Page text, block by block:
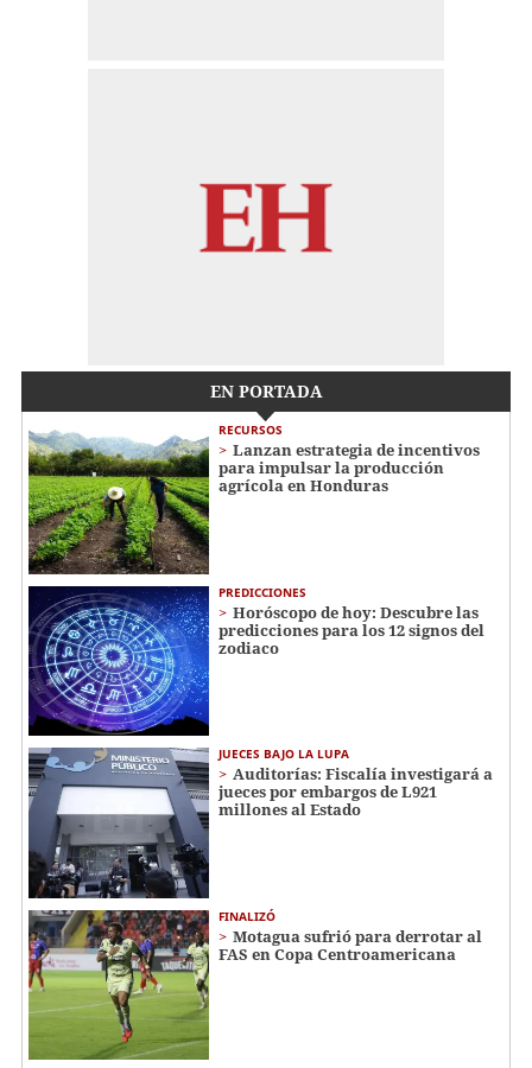
EN PORTADA
RECURSOS
Lanzan estrategia de incentivos
para impulsar la producción
agrícola en Honduras
PREDICCIONES
Horóscopo de hoy: Descubre las
predicciones para los 12 signos del
zodiaco
JUECES BAJO LA LUPA
Auditorías: Fiscalía investigará a
jueces por embargos de L921
millones al Estado
FINALIZÓ
Motagua sufrió para derrotar al
FAS en Copa Centroamericana